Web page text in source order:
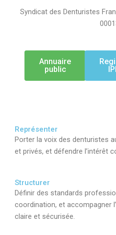
Syndicat des Denturistes
Annuaire
public
Représenter
Porter la voix des denturistes
et privés, et défendre l’intérêt
Structurer
Définir des standards
coordination, et accompagner
claire et sécurisée.